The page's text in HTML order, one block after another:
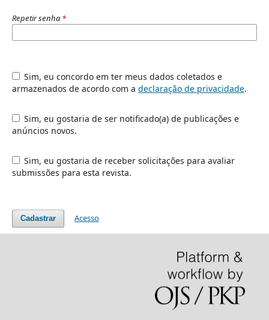
Repetir senha *
Sim, eu concordo em ter meus dados coletados e
armazenados de acordo com a declaração de privacidade.
Sim, eu gostaria de ser notificado(a) de publicações e
anúncios novos.
Sim, eu gostaria de receber solicitações para avaliar
submissões para esta revista.
Cadastrar Acesso